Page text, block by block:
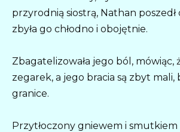
przyrodnią siostrą, Nathan poszedł
zbyła go chłodno i obojętnie.
Zbagatelizowała jego ból, mówiąc,
zegarek, a jego bracia są zbyt
granice.
Przytłoczony gniewem i smutkiem